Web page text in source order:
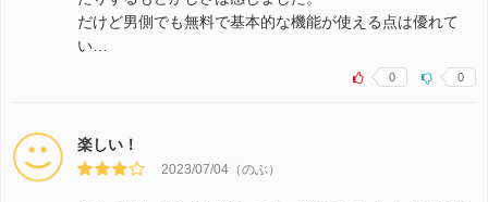
だけど男側でも無料で基本的な機能が使える点は優れて
い…
0 0
楽しい！
2023/07/04（のぶ）